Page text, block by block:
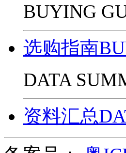
BUYING
选购指南
DATA
资料汇总